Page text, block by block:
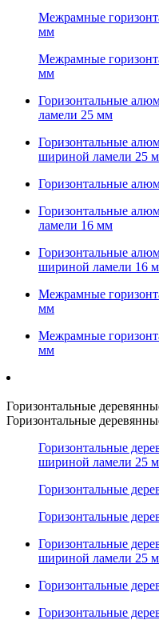
Межрамные
мм
Межрамные
мм
Горизонтальные
ламели 25 мм
Горизонтальные
шириной ламели 25
Горизонтальные
Горизонтальные
ламели 16 мм
Горизонтальные
шириной ламели 16
Межрамные
мм
Межрамные
мм
Горизонтальные
Горизонтальные
Горизонтальные
шириной ламели 25
Горизонтальные
Горизонтальные
Горизонтальные
шириной ламели 25
Горизонтальные
Горизонтальные